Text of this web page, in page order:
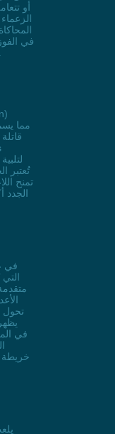
أو
في
في
تحول
خريطة